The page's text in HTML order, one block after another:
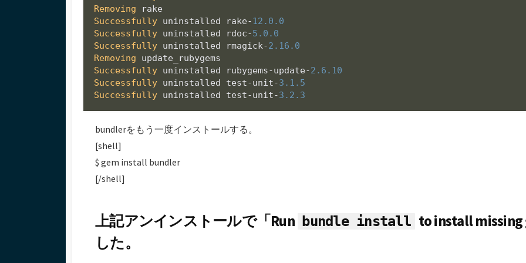
Removing
Successfully uninstalled rake-12.0 .0
Successfully uninstalled rdoc-5.0 .0
Successfully uninstalled rmagick-2.16 .0
Removing
Successfully uninstalled rubygems-update-2.6 .10
Successfully uninstalled test-unit-3.1 .5
Successfully uninstalled test-unit-3.2 .3
bundlerをもう一度インストールする。
[shell]
$ gem install bundler
[/shell]
上記アンインストールで「Run bundle install to install
した。